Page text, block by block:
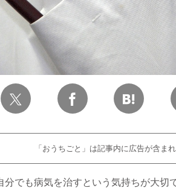
「おうちごと」は記事内に広告が含まれ
分でも病気を治すという気持ちが大切